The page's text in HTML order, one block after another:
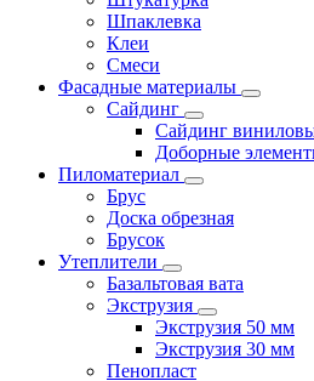
Шпаклевка
Клеи
Смеси
Фасадные материалы
Сайдинг
Сайдинг
Доборные
Пиломатериал
Брус
Доска обрезная
Брусок
Утеплители
Базальтовая вата
Экструзия
Экструзия 50 мм
Экструзия 30 мм
Пенопласт